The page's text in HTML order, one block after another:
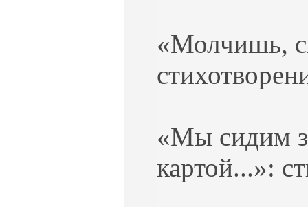
«Молчишь,
«Мы сидим
картой...»: